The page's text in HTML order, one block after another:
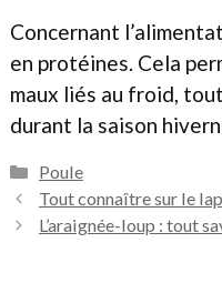
Concernant
en protéines. Cela
maux liés au froid,
durant la saison
Catégories
Poule
Tout connaître sur le
L’araignée-loup : tout